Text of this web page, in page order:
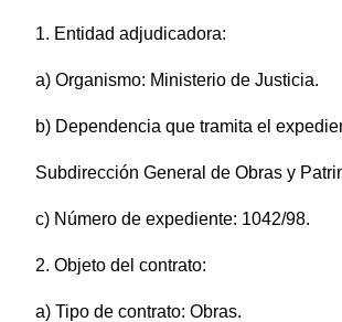
1. Entidad adjudicadora:
a) Organismo: Ministerio de Justicia.
b) Dependencia que tramita el
Subdirección General de Obras y
c) Número de expediente: 1042/98.
2. Objeto del contrato:
a) Tipo de contrato: Obras.